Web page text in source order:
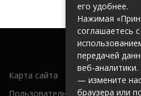
Карта сайта
Пользовательское соглашение
его удобнее.
Нажимая
соглашаетесь
передачей
веб-аналитики.
— измените
браузера или